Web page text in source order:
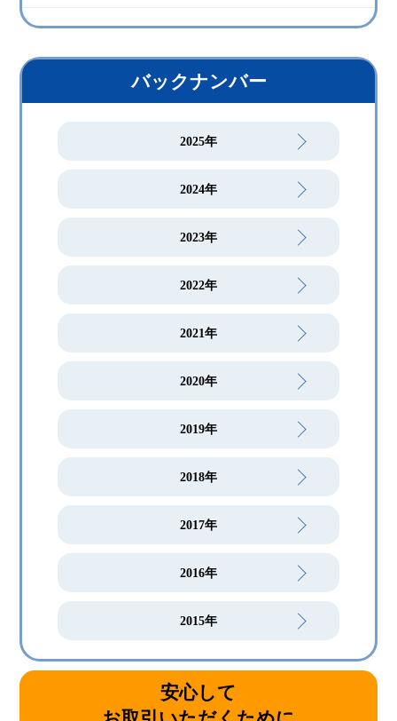
バックナンバー
2025年
2024年
2023年
2022年
2021年
2020年
2019年
2018年
2017年
2016年
2015年
安心して